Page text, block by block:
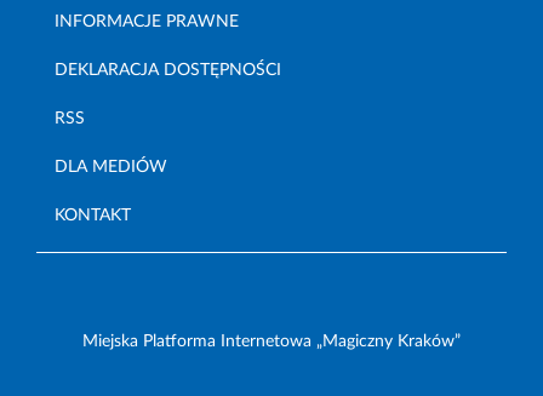
INFORMACJE PRAWNE
DEKLARACJA DOSTĘPNOŚCI
RSS
DLA MEDIÓW
KONTAKT
Miejska Platforma Internetowa „Magiczny Kraków”